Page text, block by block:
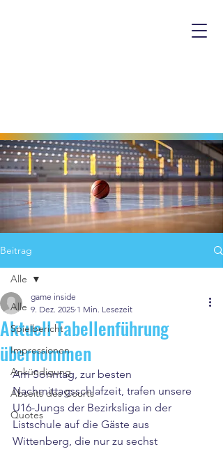
Beitrag
Alle
Spielbericht
Impressionen
Ankündigung
Abseits des Courts
Quotes
Alle
Aktuell Tabellenführung
übernommen
game inside
9. Dez. 2025 1 Min. Lesezeit
Am Sonntag, zur besten
Nachmittagsschlafzeit, trafen unsere
U16-Jungs der Bezirksliga in der
Listschule auf die Gäste aus
Wittenberg, die nur zu sechst